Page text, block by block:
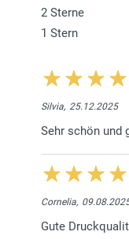
2 Sterne
1 Stern
Silvia, 25.12.2025
Sehr schön und
Cornelia,
Gute